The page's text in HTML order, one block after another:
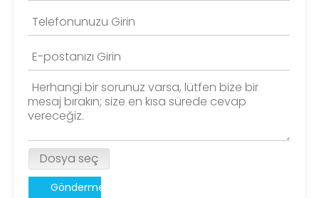
Dosya seç
Göndermek